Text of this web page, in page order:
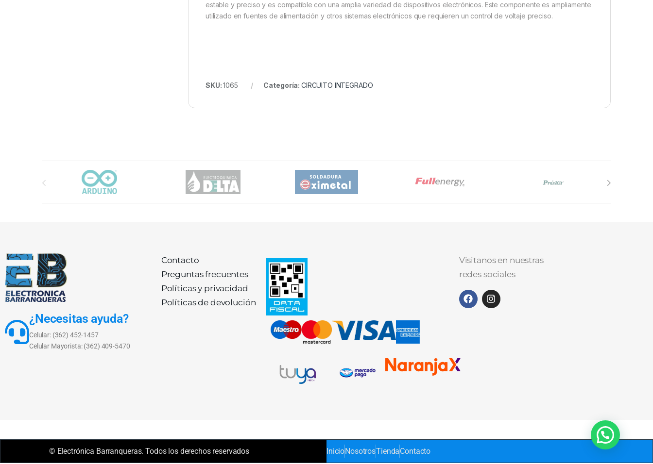
estable y preciso y es compatible con una amplia variedad de dispositivos electrónicos. Este componente es ampliamente
utilizado en fuentes de alimentación y otros sistemas electrónicos que requieren un control de voltaje preciso.
SKU:1065 Categoría: CIRCUITO INTEGRADO
Carrusel de marcas
¿Necesitas ayuda?
Celular: (362) 452-1457
Celular Mayorista: (362) 409-5470
Contacto
Preguntas frecuentes
Políticas y privacidad
Políticas de devolución
Visitanos en nuestras
redes sociales
© Electrónica Barranqueras. Todos los derechos reservados InicioNosotrosTiendaContacto